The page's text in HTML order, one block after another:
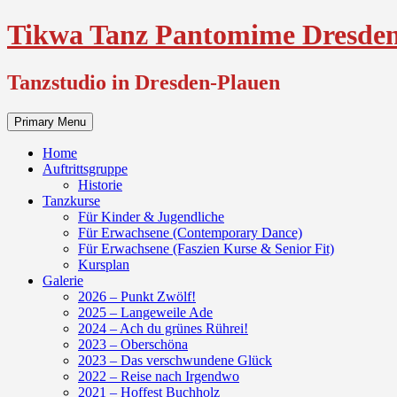
Skip
to
Tikwa Tanz Pantomime
Tanzstudio in Dresden-Plauen
Primary Menu
Home
Auftrittsgruppe
Historie
Tanzkurse
Für Kinder & Jugendliche
Für Erwachsene (Contemporary Dance)
Für Erwachsene (Faszien Kurse & Senior Fit)
Kursplan
Galerie
2026 – Punkt Zwölf!
2025 – Langeweile Ade
2024 – Ach du grünes Rührei!
2023 – Oberschöna
2023 – Das verschwundene Glück
2022 – Reise nach Irgendwo
2021 – Hoffest Buchholz